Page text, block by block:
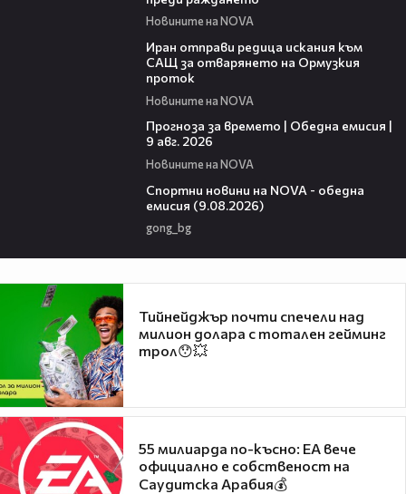
Новините на NOVA
Иран отправи редица искания към
САЩ за отварянето на Ормузкия
проток
Новините на NOVA
Прогноза за времето | Обедна емисия |
9 авг. 2026
Новините на NOVA
Спортни новини на NOVA - обедна
емисия (9.08.2026)
gong_bg
Тийнейджър почти спечели над
милион долара с тотален гейминг
трол😯💥
55 милиарда по-късно: EA вече
официално е собственост на
Саудитска Арабия💰